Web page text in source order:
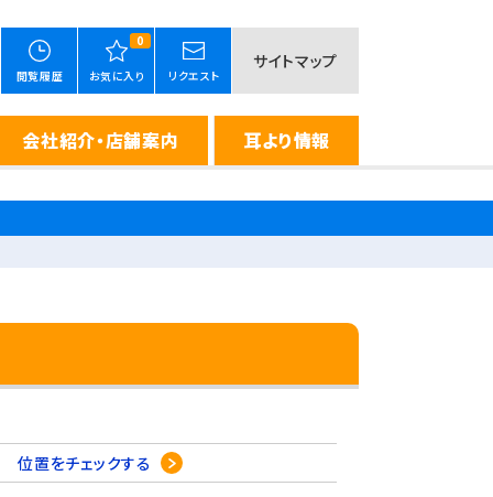
閲覧履歴
0
お気に入り リクエスト
サイトマップ
会社紹介・店舗案内 耳より情報
位置をチェックする